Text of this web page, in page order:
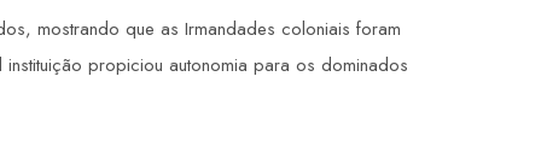
mostrando que as Irmandades coloniais foram
propiciou autonomia para os dominados